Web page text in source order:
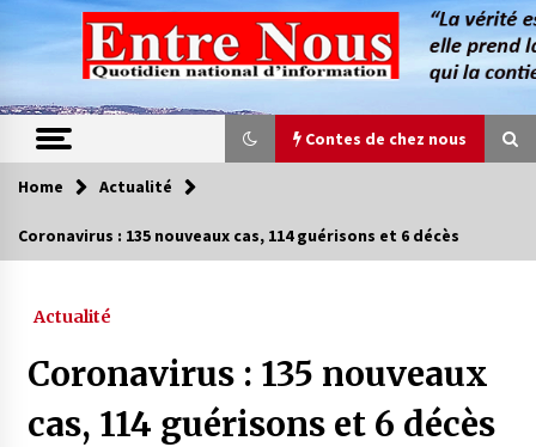
content
Contes de chez nous
Contes de chez nous
Magie de sorcier
4 ans ago
Home Actualité
Coronavirus : 135 nouveaux cas, 114 guérisons et 6 décès
Actualité
Coronavirus : 135 nouveaux
cas, 114 guérisons et 6 décès